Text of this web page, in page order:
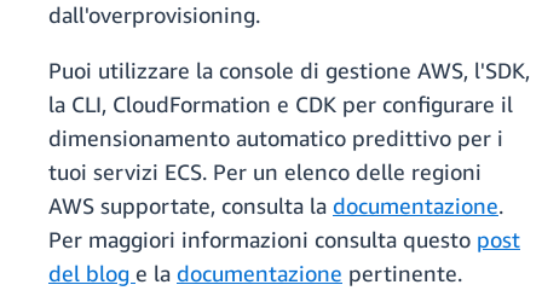
dall'overprovisioning.
Puoi utilizzare la console di gestione AWS, l'SDK,
la CLI, CloudFormation e CDK per configurare il
dimensionamento automatico predittivo per i
tuoi servizi ECS. Per un elenco delle regioni
AWS supportate, consulta la documentazione.
Per maggiori informazioni consulta questo post
del blog e la documentazione pertinente.